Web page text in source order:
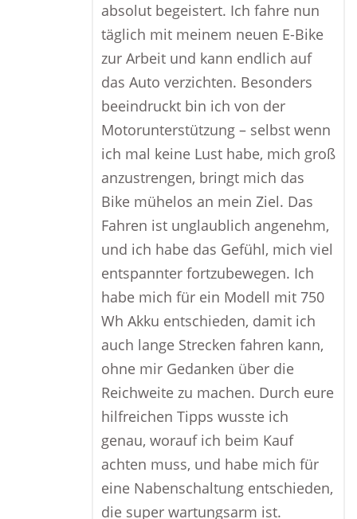
absolut begeistert. Ich fahre nun
täglich mit meinem neuen E-Bike
zur Arbeit und kann endlich auf
das Auto verzichten. Besonders
beeindruckt bin ich von der
Motorunterstützung – selbst wenn
ich mal keine Lust habe, mich groß
anzustrengen, bringt mich das
Bike mühelos an mein Ziel. Das
Fahren ist unglaublich angenehm,
und ich habe das Gefühl, mich viel
entspannter fortzubewegen. Ich
habe mich für ein Modell mit 750
Wh Akku entschieden, damit ich
auch lange Strecken fahren kann,
ohne mir Gedanken über die
Reichweite zu machen. Durch eure
hilfreichen Tipps wusste ich
genau, worauf ich beim Kauf
achten muss, und habe mich für
eine Nabenschaltung entschieden,
die super wartungsarm ist.